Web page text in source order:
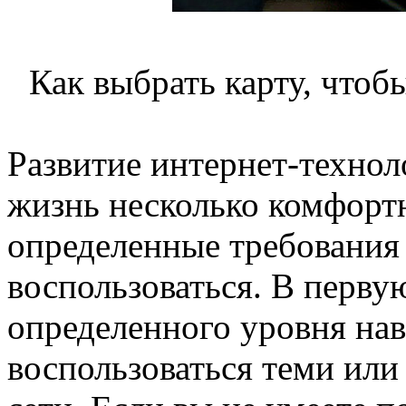
Как выбрать карту,
Развитие интернет-
жизнь несколько
определенные
воспользоваться. В
определенного уровня
воспользоваться теми